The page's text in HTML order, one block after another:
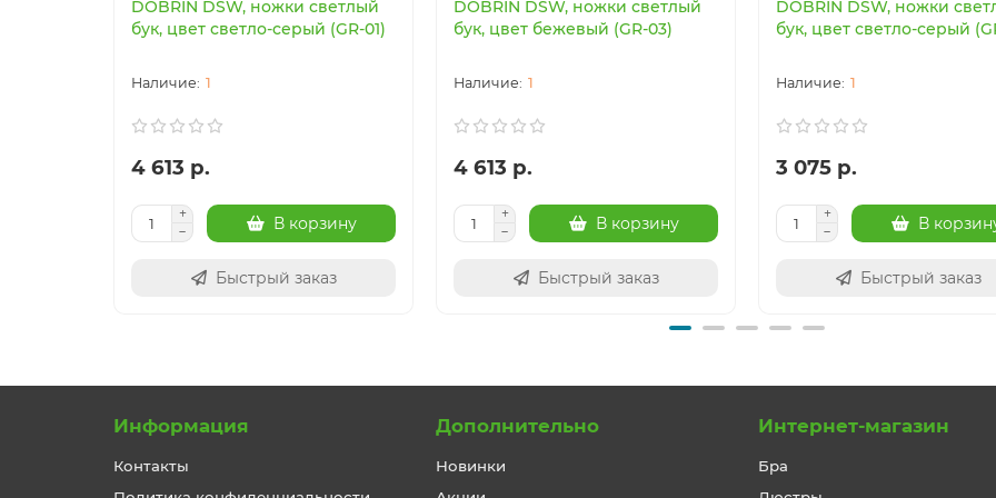
DOBRIN DSW, ножки светлый
бук, цвет светло-серый (GR-01)
1
4 613 р.
В корзину
Быстрый заказ
DOBRIN DSW, ножки светлый
бук, цвет бежевый (GR-03)
1
4 613 р.
В корзину
Быстрый заказ
DOBRIN DSW, ножки
бук, цвет светло-серый
1
3 075 р.
В
Быстрый заказ
Информация
Контакты
Дополнительно
Новинки
Интернет-магазин
Бра